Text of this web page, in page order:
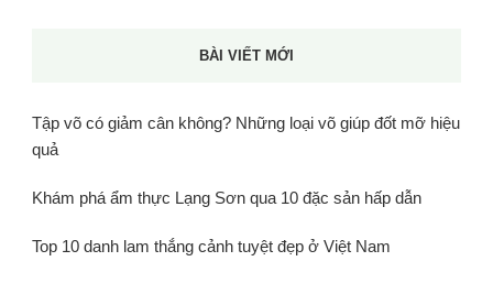
BÀI VIẾT MỚI
Tập võ có giảm cân không? Những loại võ giúp đốt mỡ hiệu
quả
Khám phá ẩm thực Lạng Sơn qua 10 đặc sản hấp dẫn
Top 10 danh lam thắng cảnh tuyệt đẹp ở Việt Nam